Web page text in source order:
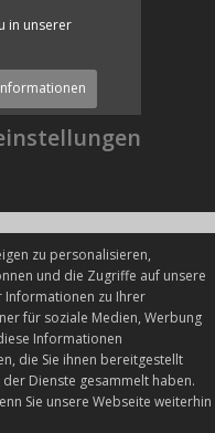
in unserer
zu personalisieren,
und die Zugriffe auf unsere
Informationen zu Ihrer
für soziale Medien, Werbung
Informationen
die Sie ihnen bereitgestellt
Dienste gesammelt haben.
Sie unsere Webseite weiterhin